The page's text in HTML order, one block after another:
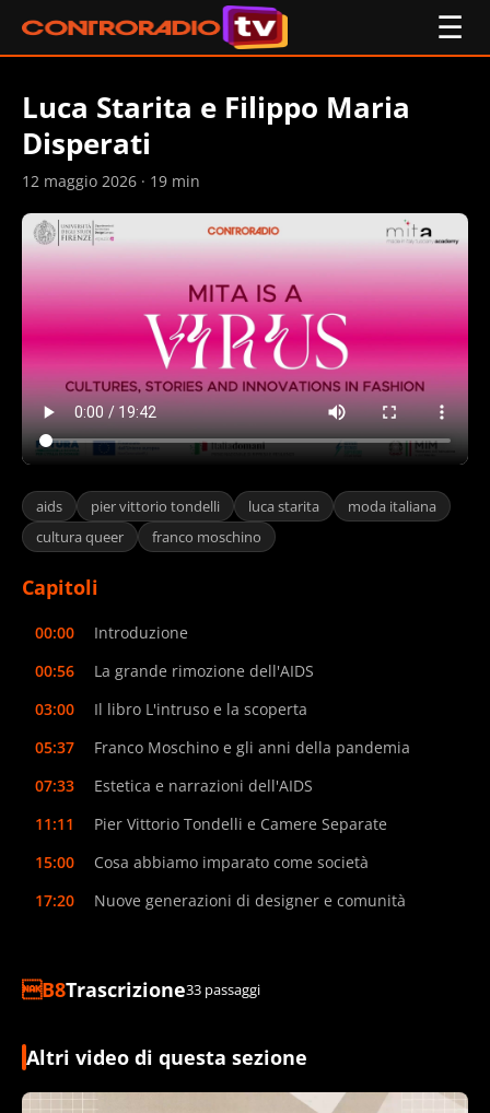
☰
Luca Starita e Filippo Maria
Disperati
12 maggio 2026 · 19 min
aids pier vittorio tondelli luca starita
moda italiana
cultura queer
franco moschino
Capitoli
00:00
Introduzione
00:56
La grande rimozione dell'AIDS
03:00
Il libro L'intruso e la scoperta
05:37
Franco Moschino e gli anni della pandemia
07:33
Estetica e narrazioni dell'AIDS
11:11
Pier Vittorio Tondelli e Camere Separate
15:00
Cosa abbiamo imparato come società
17:20
Nuove generazioni di designer e comunità
Trascrizione33 passaggi
Altri video di questa sezione